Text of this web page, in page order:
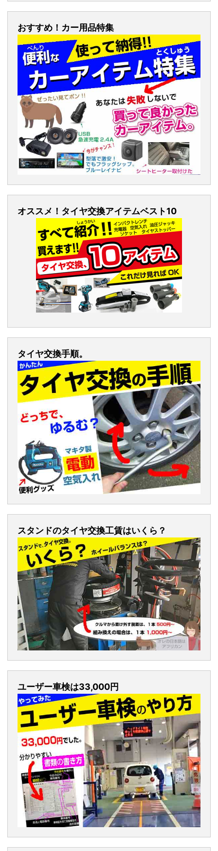
おすすめ！カー用品特集
オススメ！タイヤ交換アイテムベスト10
タイヤ交換手順。
スタンドのタイヤ交換工賃はいくら？
ユーザー車検は33,000円